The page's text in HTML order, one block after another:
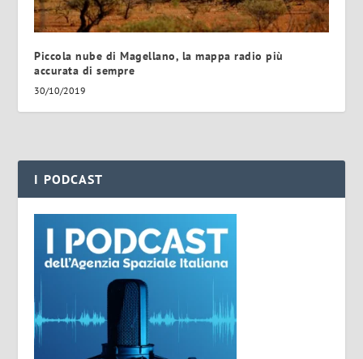
Piccola nube di Magellano, la mappa radio più
accurata di sempre
30/10/2019
I PODCAST